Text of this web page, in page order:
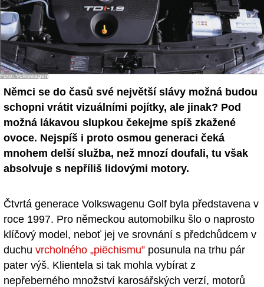
Foto: Volkswagen
Němci se do časů své největší slávy možná budou
schopni vrátit vizuálními pojítky, ale jinak? Pod
možná lákavou slupkou čekejme spíš zkažené
ovoce. Nejspíš i proto osmou generaci čeká
mnohem delší služba, než mnozí doufali, tu však
absolvuje s nepříliš lidovými motory.
Čtvrtá generace Volkswagenu Golf byla představena v
roce 1997. Pro německou automobilku šlo o naprosto
klíčový model, neboť jej ve srovnání s předchůdcem v
duchu vrcholného „piëchismu” posunula na trhu pár
pater výš. Klientela si tak mohla vybírat z
nepřeberného množství karosářských verzí, motorů